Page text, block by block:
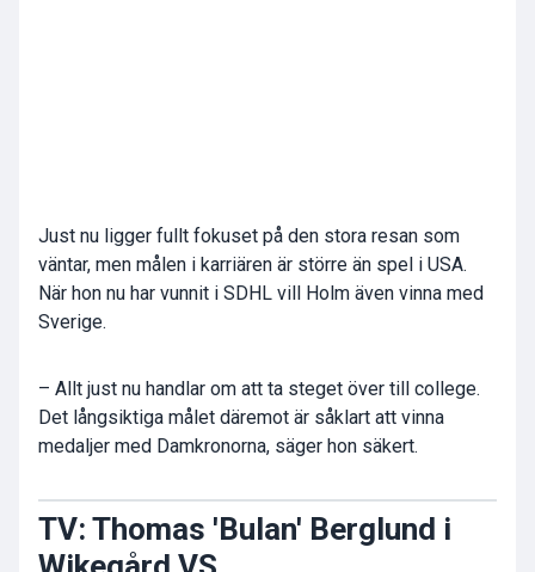
Just nu ligger fullt fokuset på den stora resan som
väntar, men målen i karriären är större än spel i USA.
När hon nu har vunnit i SDHL vill Holm även vinna med
Sverige.
– Allt just nu handlar om att ta steget över till college.
Det långsiktiga målet däremot är såklart att vinna
medaljer med Damkronorna, säger hon säkert.
TV: Thomas 'Bulan' Berglund i